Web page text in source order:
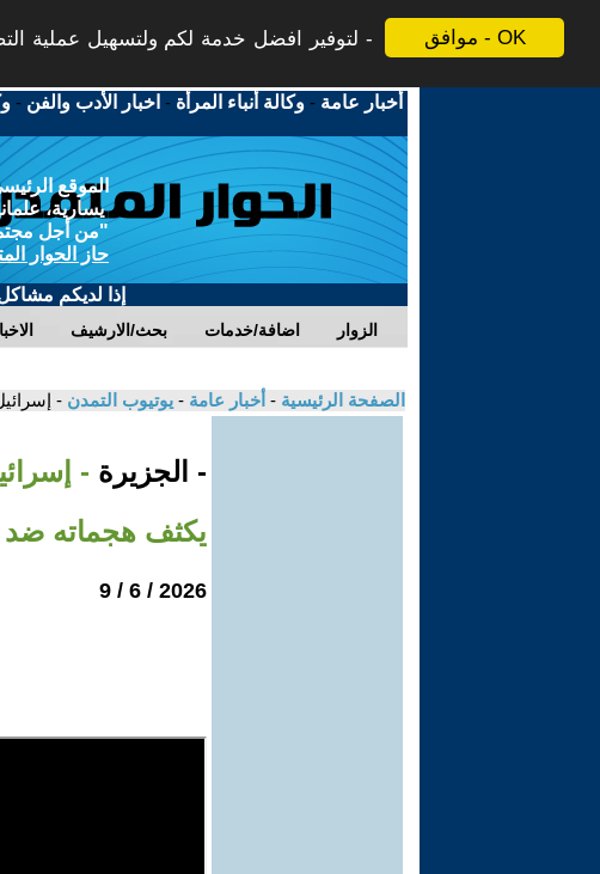
موافق - OK
لتوفير افضل خدمة لكم ولتسهيل عملية
أخبار عامة -وكالة أنباء المرأة - اخبار الأدب والفن -
الموقع
يسارية،
"من أجل
حاز الحوار
إذا لديكم
بحث/الارشيف اضافة/خدمات الزوار
الصفحة الرئيسية - أخبار عامة - يوتيوب التمدن -
- الجزيرة -
يكثف هجماته ضد
2026 / 6 / 9